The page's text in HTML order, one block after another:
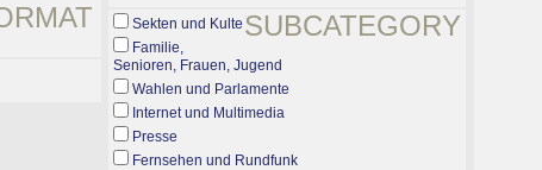
SUBCATEGORY
Sekten und Kulte
Familie,
Senioren, Frauen, Jugend
Wahlen und Parlamente
Internet und Multimedia
Presse
Fernsehen und Rundfunk